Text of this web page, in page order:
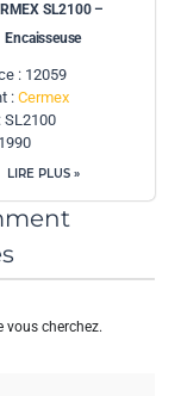
SL2100 –
Encaisseuse
: 12059
: Cermex
SL2100
LIRE PLUS »
vous cherchez.